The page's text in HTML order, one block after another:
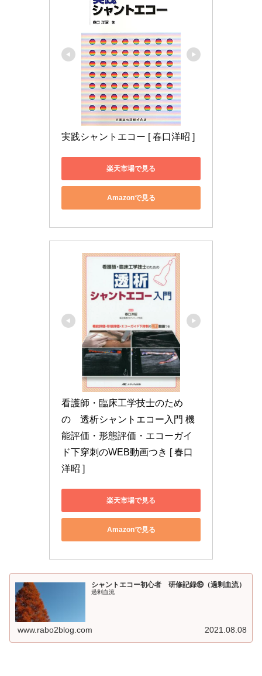
実践シャントエコー [ 春口洋昭 ]
楽天市場で見る
Amazonで見る
看護師・臨床工学技士のため
の　透析シャントエコー入門 機
能評価・形態評価・エコーガイ
ド下穿刺のWEB動画つき [ 春口
洋昭 ]
楽天市場で見る
Amazonで見る
シャントエコー初心者 研修記録⑲（過剰血流）
過剰血流
www.rabo2blog.com 2021.08.08